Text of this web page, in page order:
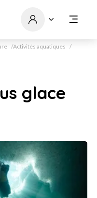
Activités aquatiques
glace